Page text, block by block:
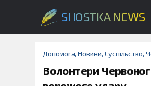
SHOSTKA NEWS
Допомога, Новини, Суспільство,
Волонтери